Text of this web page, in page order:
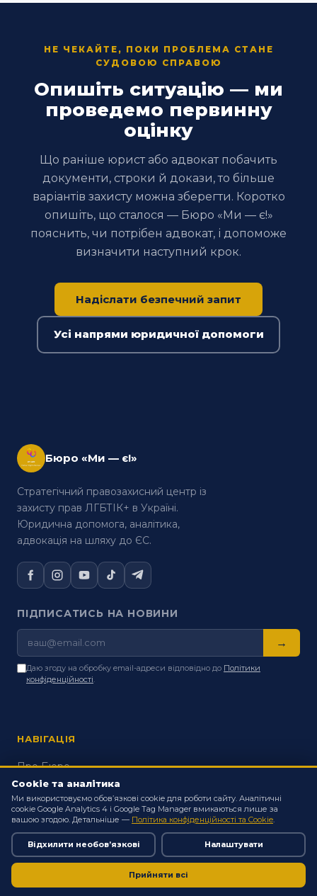
НЕ ЧЕКАЙТЕ, ПОКИ ПРОБЛЕМА СТАНЕ
СУДОВОЮ СПРАВОЮ
Опишіть ситуацію — ми
проведемо первинну
оцінку
Що раніше юрист або адвокат побачить
документи, строки й докази, то більше
варіантів захисту можна зберегти. Коротко
опишіть, що сталося — Бюро «Ми — є!»
пояснить, чи потрібен адвокат, і допоможе
визначити наступний крок.
Надіслати безпечний запит
Усі напрями юридичної допомоги
Бюро «Ми — є!»
Стратегічний правозахисний центр із
захисту прав ЛГБТІК+ в Україні.
Юридична допомога, аналітика,
адвокація на шляху до ЄС.
ПІДПИСАТИСЬ НА НОВИНИ
→
Даю згоду на обробку email-адреси відповідно до Політики
конфіденційності
НАВІГАЦІЯ
Про Бюро
Правнича допомога
Аналітика
Проєкти
Партнерам
Прозорість
Cookie та аналітика
Ми використовуємо обов’язкові cookie для роботи сайту. Аналітичні
cookie Google Analytics 4 і Google Tag Manager вмикаються лише за
вашою згодою. Детальніше — Політика конфіденційності та Cookie.
Відхилити необов’язкові Налаштувати
Прийняти всі